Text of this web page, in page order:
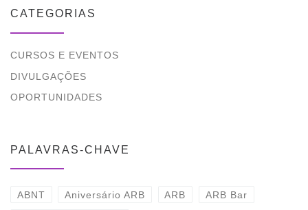
CATEGORIAS
CURSOS E EVENTOS
DIVULGAÇÕES
OPORTUNIDADES
PALAVRAS-CHAVE
ABNT Aniversário ARB ARB ARB Bar